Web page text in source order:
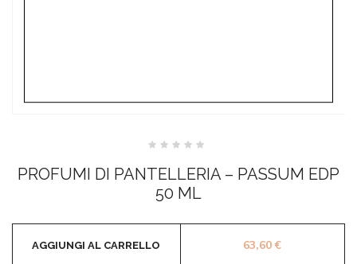
su
5
PROFUMI DI PANTELLERIA – PASSUM EDP
50 ML
63,60€
AGGIUNGI AL CARRELLO